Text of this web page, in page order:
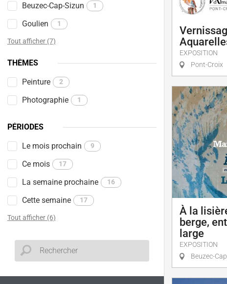
Beuzec-Cap-Sizun 1
Goulien 1
Tout afficher (7)
THÈMES
Peinture 2
Photographie 1
PÉRIODES
Le mois prochain 9
Ce mois 17
La semaine prochaine 16
Cette semaine 17
Tout afficher (6)
EXPOSITION
Pont-Croix
À la
berge,
large
EXPOSITION
Beuzec-